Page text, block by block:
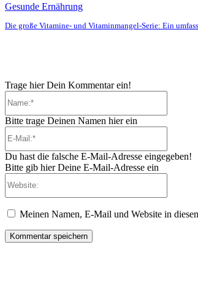
Gesunde Ernährung
Die große Vitamine- und Vitaminmangel-Serie: Ein
Trage hier Dein Kommentar ein!
Bitte trage Deinen Namen hier ein
Du hast die falsche E-Mail-Adresse eingegeben!
Bitte gib hier Deine E-Mail-Adresse ein
Meinen Namen, E-Mail und Website in